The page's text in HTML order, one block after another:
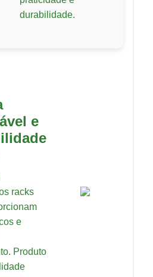
durabilidade.
e
racks
e
Produto